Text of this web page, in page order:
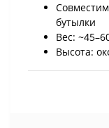
бутылки
Вес:
Высота: